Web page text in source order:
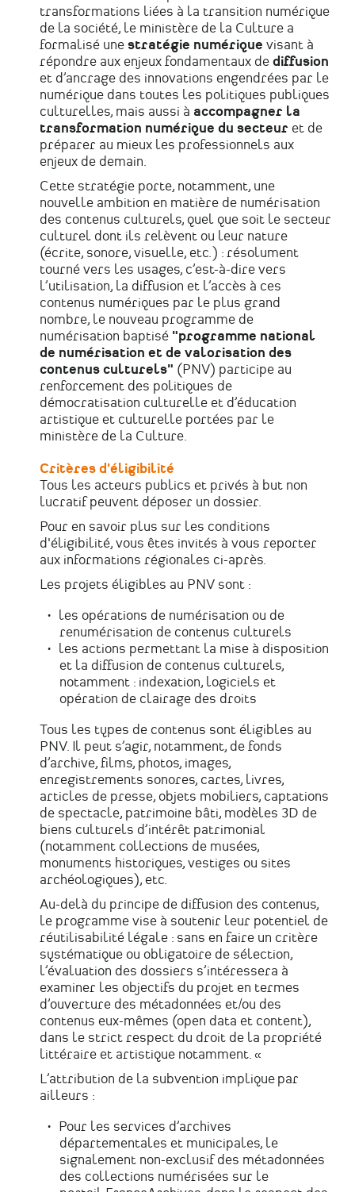
transformations liées à la transition numérique
de la société, le ministère de la Culture a
formalisé une stratégie numérique visant à
répondre aux enjeux fondamentaux de diffusion
et d’ancrage des innovations engendrées par le
numérique dans toutes les politiques publiques
culturelles, mais aussi à accompagner la
transformation numérique du secteur et de
préparer au mieux les professionnels aux
enjeux de demain.
Cette stratégie porte, notamment, une
nouvelle ambition en matière de numérisation
des contenus culturels, quel que soit le secteur
culturel dont ils relèvent ou leur nature
(écrite, sonore, visuelle, etc.) : résolument
tourné vers les usages, c’est-à-dire vers
l’utilisation, la diffusion et l’accès à ces
contenus numériques par le plus grand
nombre, le nouveau programme de
numérisation baptisé "programme national
de numérisation et de valorisation des
contenus culturels" (PNV) participe au
renforcement des politiques de
démocratisation culturelle et d’éducation
artistique et culturelle portées par le
ministère de la Culture.
Critères d'éligibilité
Tous les acteurs publics et privés à but non
lucratif peuvent déposer un dossier.
Pour en savoir plus sur les conditions
d'éligibilité, vous êtes invités à vous reporter
aux informations régionales ci-après.
Les projets éligibles au PNV sont :
les opérations de numérisation ou de
renumérisation de contenus culturels
les actions permettant la mise à disposition
et la diffusion de contenus culturels,
notamment : indexation, logiciels et
opération de clairage des droits
Tous les types de contenus sont éligibles au
PNV. Il peut s’agir, notamment, de fonds
d’archive, films, photos, images,
enregistrements sonores, cartes, livres,
articles de presse, objets mobiliers, captations
de spectacle, patrimoine bâti, modèles 3D de
biens culturels d’intérêt patrimonial
(notamment collections de musées,
monuments historiques, vestiges ou sites
archéologiques), etc.
Au-delà du principe de diffusion des contenus,
le programme vise à soutenir leur potentiel de
réutilisabilité légale : sans en faire un critère
systématique ou obligatoire de sélection,
l’évaluation des dossiers s’intéressera à
examiner les objectifs du projet en termes
d’ouverture des métadonnées et/ou des
contenus eux-mêmes (open data et content),
dans le strict respect du droit de la propriété
littéraire et artistique notamment. «
L’attribution de la subvention implique par
ailleurs :
Pour les services d’archives
départementales et municipales, le
signalement non-exclusif des métadonnées
des collections numérisées sur le